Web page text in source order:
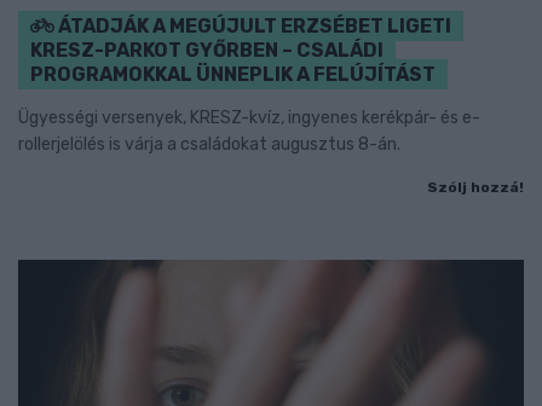
ÁTADJÁK A MEGÚJULT ERZSÉBET LIGETI
KRESZ-PARKOT GYŐRBEN – CSALÁDI
PROGRAMOKKAL ÜNNEPLIK A FELÚJÍTÁST
Ügyességi versenyek, KRESZ-kvíz, ingyenes kerékpár- és e-
rollerjelölés is várja a családokat augusztus 8-án.
Szólj hozzá!